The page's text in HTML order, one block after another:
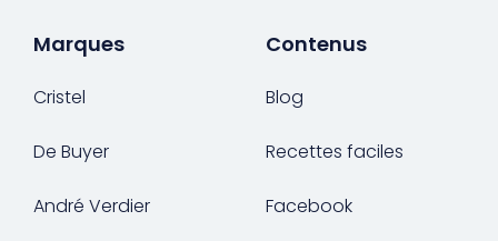
Marques
Cristel
De Buyer
André Verdier
Contenus
Blog
Recettes faciles
Facebook